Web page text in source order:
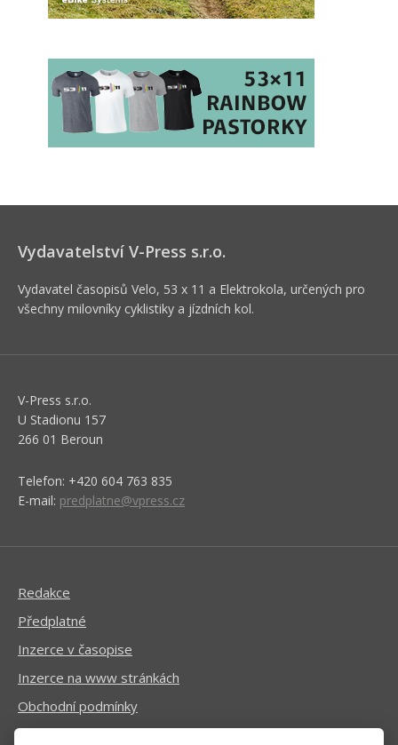
Vydavatelství V-Press s.r.o.
Vydavatel časopisů Velo, 53 x 11 a Elektrokola, určených pro
všechny milovníky cyklistiky a jízdních kol.
V-Press s.r.o.
U Stadionu 157
266 01 Beroun
Telefon: +420 604 763 835
E-mail: predplatne@vpress.cz
Redakce
Předplatné
Inzerce v časopise
Inzerce na www stránkách
Obchodní podmínky
Ochrana osobních údajů